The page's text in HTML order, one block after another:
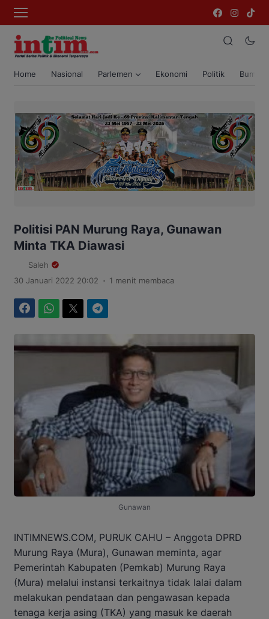
Home Nasional Parlemen Ekonomi Politik Bumi
Politisi PAN Murung Raya, Gunawan
Minta TKA Diawasi
Saleh
30 Januari 2022 20:02 . 1 menit membaca
Gunawan
INTIMNEWS.COM, PURUK CAHU – Anggota DPRD
Murung Raya (Mura), Gunawan meminta, agar
Pemerintah Kabupaten (Pemkab) Murung Raya
(Mura) melalui instansi terkaitnya tidak lalai dalam
melakukan pendataan dan pengawasan kepada
tenaga kerja asing (TKA) yang masuk ke daerah